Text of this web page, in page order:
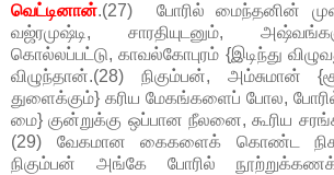
வெட்டினான்.(27) போரில் மைந்தனின்
வஜ்ரமுஷ்டி, சாரதியுடனும்,
கொல்லப்பட்டு, காவல்கோபுரம் {இடிந்து
விழுந்தான்.(28) நிகும்பன், அம்சுமான்
துளைக்கும்} கரிய மேகங்களைப் போல,
மை} குன்றுக்கு ஒப்பான நீலனை, கூரிய
(29) வேகமான கைகளைக் கொண்ட
நிகும்பன் அங்கே போரில்